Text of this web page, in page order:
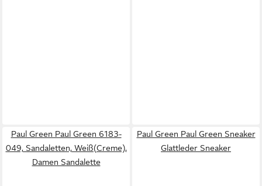
Paul Green Paul Green 6183-
049, Sandaletten, Weiß(Creme),
Damen Sandalette
Paul Green Paul Green Sneaker
Glattleder Sneaker